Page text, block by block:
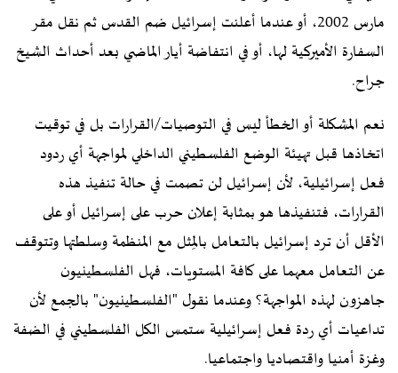
مارس 2002، أو عندما أعلنت إسرائيل ضم القدس ثم نقل مقر
السفارة الأميركية لها، أو في انتفاضة أيار الماضي بعد أحداث الشيخ
جراح.
نعم المشكلة أو الخطأ ليس في التوصيات/القرارات بل في توقيت
اتخاذها قبل تهيئة الوضع الفلسطيني الداخلي لمواجهة أي ردود
فعل إسرائيلية، لأن إسرائيل لن تصمت في حالة تنفيذ هذه
القرارات، فتنفيذها هو بمثابة إعلان حرب على إسرائيل أو على
الأقل أن ترد إسرائيل بالتعامل بالمِثل مع المنظمة وسلطتها وتتوقف
عن التعامل معهما على كافة المستويات، فهل الفلسطينيون
جاهزون لهذه المواجهة؟ وعندما نقول "الفلسطينيون" بالجمع لأن
تداعيات أي ردة فعل إسرائيلية ستمس الكل الفلسطيني في الضفة
وغزة أمنيا واقتصاديا واجتماعيا.